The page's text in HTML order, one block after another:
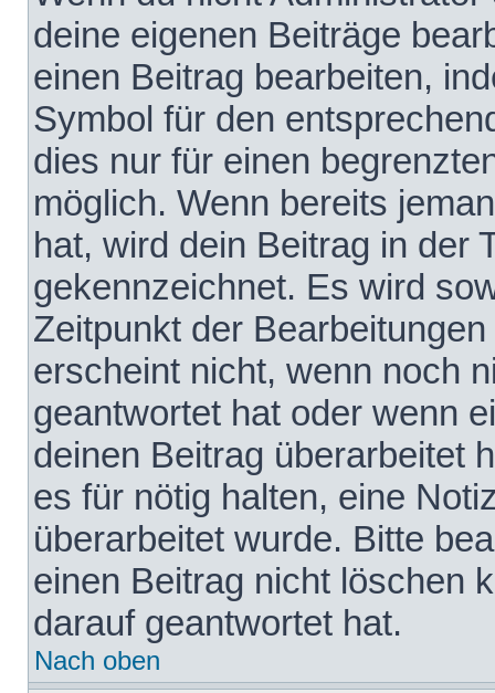
deine eigenen Beiträge
einen Beitrag bearbeiten,
Symbol für den
dies nur für einen
möglich. Wenn bereits
hat, wird dein Beitrag in der
gekennzeichnet. Es wird
Zeitpunkt der
erscheint nicht, wenn noch
geantwortet hat oder wenn
deinen Beitrag überarbeitet
es für nötig halten, eine
überarbeitet wurde. Bitte
einen Beitrag nicht löschen
darauf geantwortet hat.
Nach oben